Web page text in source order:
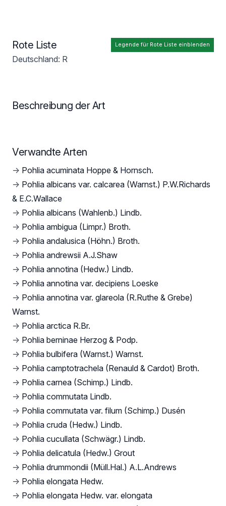
Legende für Rote Liste einblenden
Rote Liste
Deutschland: R
Beschreibung der Art
Verwandte Arten
→ Pohlia acuminata Hoppe & Hornsch.
→ Pohlia albicans var. calcarea (Warnst.) P.W.Richards
& E.C.Wallace
→ Pohlia albicans (Wahlenb.) Lindb.
→ Pohlia ambigua (Limpr.) Broth.
→ Pohlia andalusica (Höhn.) Broth.
→ Pohlia andrewsii A.J.Shaw
→ Pohlia annotina (Hedw.) Lindb.
→ Pohlia annotina var. decipiens Loeske
→ Pohlia annotina var. glareola (R.Ruthe & Grebe)
Warnst.
→ Pohlia arctica R.Br.
→ Pohlia berninae Herzog & Podp.
→ Pohlia bulbifera (Warnst.) Warnst.
→ Pohlia camptotrachela (Renauld & Cardot) Broth.
→ Pohlia carnea (Schimp.) Lindb.
→ Pohlia commutata Lindb.
→ Pohlia commutata var. filum (Schimp.) Dusén
→ Pohlia cruda (Hedw.) Lindb.
→ Pohlia cucullata (Schwägr.) Lindb.
→ Pohlia delicatula (Hedw.) Grout
→ Pohlia drummondii (Müll.Hal.) A.L.Andrews
→ Pohlia elongata Hedw.
→ Pohlia elongata Hedw. var. elongata